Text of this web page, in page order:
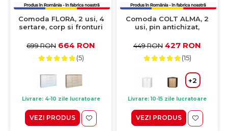
Comoda FLORA, 2 usi, 4
sertare, corp si fronturi
699 RON 664 RON
(5)
Livrare: 4-10 zile lucratoare
VEZI PRODUS
Comoda COLT ALMA, 2
usi, pin antichizat,
449 RON 427 RON
(15)
+2
Livrare: 10-15 zile lucratoare
VEZI PRODUS